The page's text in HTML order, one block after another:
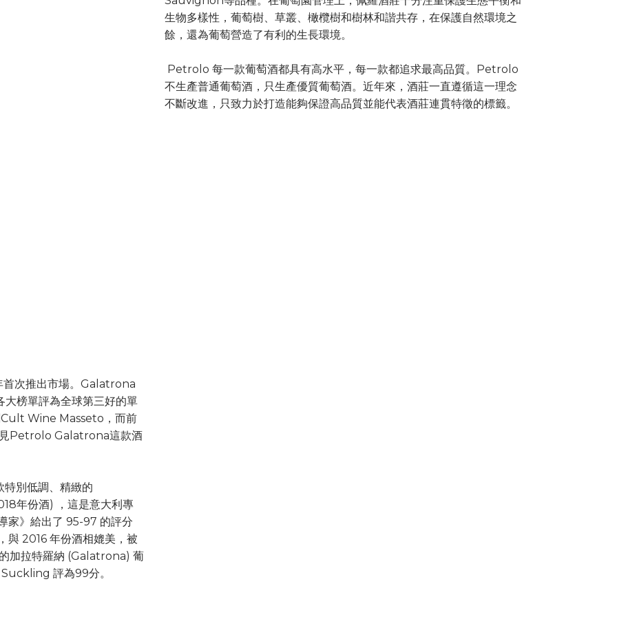
生物多樣性，葡萄樹、草叢、橄欖樹和樹林和諧共存，在保護自然環境之
餘，還為葡萄營造了有利的生長環境。
Petrolo 每一款葡萄酒都具有高水平，每一款都追求最高品質。Petrolo
不生產普通葡萄酒，只生產優質葡萄酒。近年來，酒莊一直遵循這一理念
不斷改進，只致力於打造能夠保證高品質並能代表酒莊連貫特徵的標籤。
次推出市場。Galatrona
榜單評為全球第三好的單
Wine Masseto，而前
Petrolo Galatrona這款酒
別低調、精緻的
年份酒) ，這是意大利專
家》給出了 95-97 的評分
與 2016 年份酒相媲美，被
加拉特羅納 (Galatrona) 葡
評為99分。